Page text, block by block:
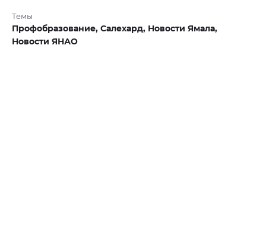
Темы
Профобразование, Салехард, Новости Ямала,
Новости ЯНАО